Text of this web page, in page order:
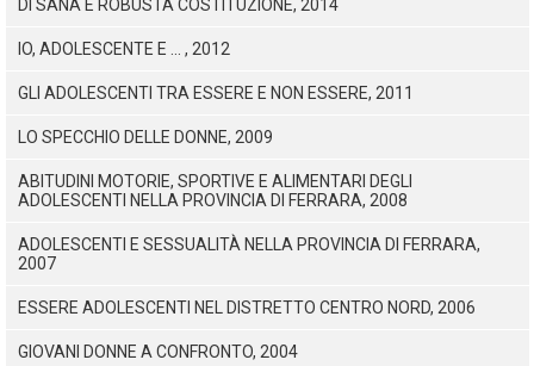
DI SANA E ROBUSTA COSTITUZIONE, 2014
IO, ADOLESCENTE E ... , 2012
GLI ADOLESCENTI TRA ESSERE E NON ESSERE, 2011
LO SPECCHIO DELLE DONNE, 2009
ABITUDINI MOTORIE, SPORTIVE E ALIMENTARI DEGLI
ADOLESCENTI NELLA PROVINCIA DI FERRARA, 2008
ADOLESCENTI E SESSUALITÀ NELLA PROVINCIA DI FERRARA,
2007
ESSERE ADOLESCENTI NEL DISTRETTO CENTRO NORD, 2006
GIOVANI DONNE A CONFRONTO, 2004